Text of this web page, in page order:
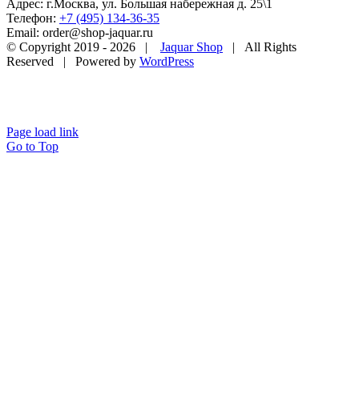
Адрес: г.Москва, ул. Большая набережная д. 25\1
Телефон: +7 (495) 134-36-35
Email: order@shop-jaquar.ru
© Copyright 2019 - 2026 | Jaquar Shop | All Rights
Reserved | Powered by WordPress
Page load link
Go to Top